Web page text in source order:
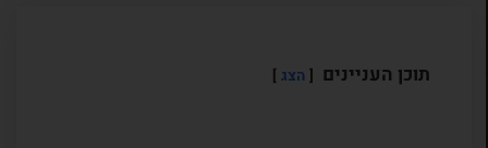
תוכן העניינים הצג